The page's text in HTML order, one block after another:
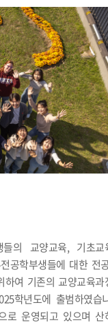
들의 교양교육, 기초교
공학부생들에 대한 전
여 기존의 교양교육과
학년도에 출범하였습
로 운영되고 있으며 산